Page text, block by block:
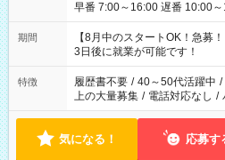
早番 7:00～16:00 遅番 10:00～
と休みを合わせたい」 「余裕
「できれば残業はしたくない
ね。 ※Wワーク希望の方へ 今ご覧のお仕事で希望する勤務時間
と、もう1つのお仕事の勤務時
合は応募できません。
期間
【8月中のスタートOK！急
3日後に就業が可能です！
特徴 履歴書不要 / 40～50代活躍中 /
上の大量募集 / 電話対応なし /
気になる！ 応募す